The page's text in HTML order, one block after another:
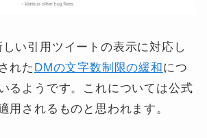
い引用ツイートの表示に対応し
れた DMの文字数制限の緩和 につ
るようです。これについては公式
用されるものと思われます。